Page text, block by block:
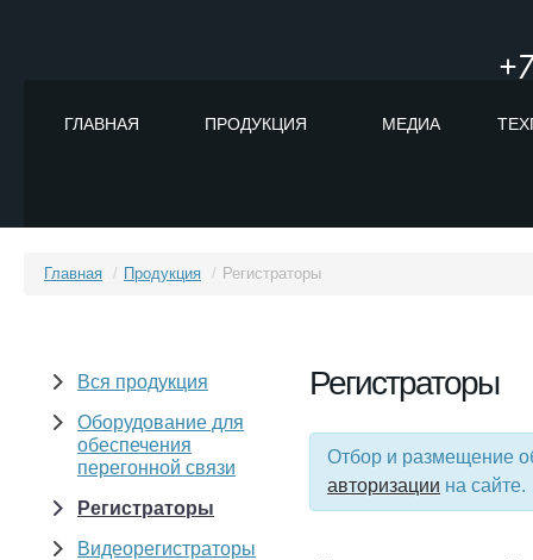
ГЛАВНАЯ ПРОДУКЦИЯ МЕДИА
Главная / Продукция / Регистраторы
Вся продукция
Оборудование для
обеспечения
перегонной связи
Регистраторы
Видеорегистраторы
Регистраторы
Отбор и размещение
авторизации на сайте.